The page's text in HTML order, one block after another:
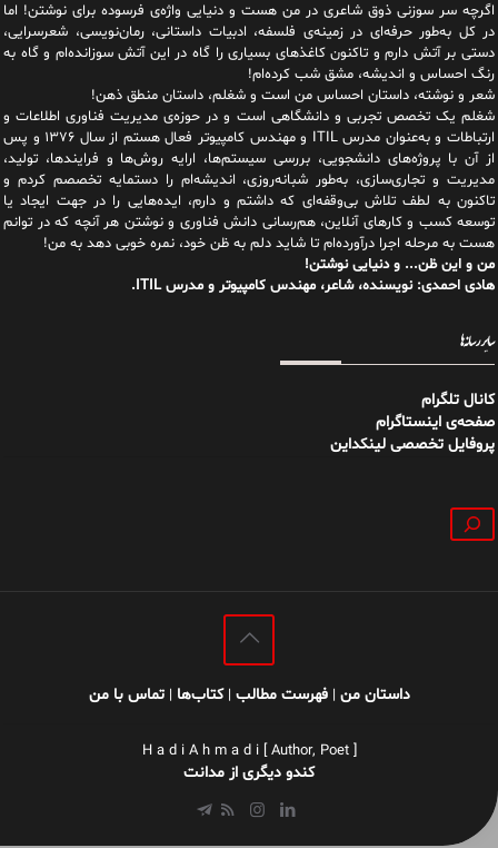
اگرچه سر سوزنی ذوق شاعری در من هست و دنیایی واژه‌‌ی فرسوده برای نوشتن! اما
در کل به‌طور حرفه‌ای در زمینه‌ی فلسفه، ادبیات داستانی، رمان‌نویسی، شعرسرایی،
دستی بر آتش دارم و تاکنون کاغذهای بسیاری را گاه در این آتش سوزانده‌ام و گاه به
رنگ احساس و اندیشه، مشق شب کرده‌ام!
شعر و نوشته، داستان احساس من است و شغلم، داستان منطق ذهن!
شغلم یک تخصص تجربی و دانشگاهی است و در حوزه‌ی مدیریت فناوری اطلاعات و
ارتباطات و به‌عنوان مدرس ITIL و مهندس کامپیوتر فعال هستم از سال ۱۳۷۶ و پس
از آن با پروژه‌های دانشجویی، بررسی سیستم‌ها، ارایه روش‌ها و فرایندها، تولید،
مدیریت و تجاری‌سازی، به‌طور شبانه‌روزی، اندیشه‌ام را دستمایه تخصصم کردم و
تاکنون به لطف تلاش بی‌وقفه‌ای که داشتم و دارم، اید‌ه‌هایی را در جهت ایجاد یا
توسعه کسب و کارهای آنلاین، هم‌رسانی دانش فناوری و نوشتن هر آنچه که در توانم
هست به مرحله اجرا درآورده‌ام تا شاید دلم به ظن خود، نمره خوبی دهد به من!
من و این ظن... و دنیایی نوشتن!
هادی احمدی: نویسنده، شاعر، مهندس کامپیوتر و مدرس ITIL.
سایر رسانه‌ها
کانال تلگرام
صفحه‌ی اینستاگرام
پروفایل تخصصی لینکداین
جستجو
داستان من |فهرست مطالب |کتاب‌ها |تماس با من
H a d i A h m a d i [ Author, Poet ]
کندو دیگری از مدانت